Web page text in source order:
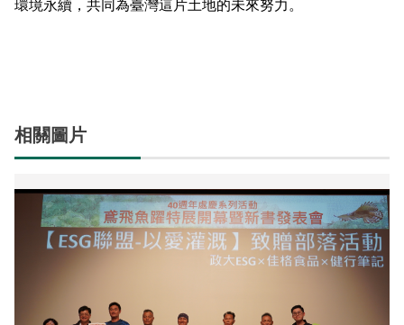
環境永續，共同為臺灣這片土地的未來努力。
相關圖片